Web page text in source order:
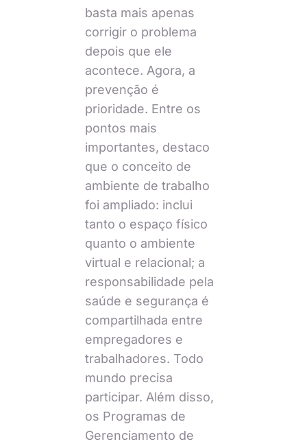
basta mais apenas
corrigir o problema
depois que ele
acontece. Agora, a
prevenção é
prioridade. Entre os
pontos mais
importantes, destaco
que o conceito de
ambiente de trabalho
foi ampliado: inclui
tanto o espaço físico
quanto o ambiente
virtual e relacional; a
responsabilidade pela
saúde e segurança é
compartilhada entre
empregadores e
trabalhadores. Todo
mundo precisa
participar. Além disso,
os Programas de
Gerenciamento de